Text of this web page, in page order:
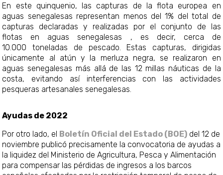
En este quinquenio, las capturas de la flota europea en
aguas senegalesas representan menos del 1% del total de
capturas declaradas y realizadas por el conjunto de las
flotas en aguas senegalesas , es decir, cerca de
10.000 toneladas de pescado. Estas capturas, dirigidas
únicamente al atún y la merluza negra, se realizaron en
aguas senegalesas más allá de las 12 millas náuticas de la
costa, evitando así interferencias con las actividades
pesqueras artesanales senegalesas.
Ayudas de 2022
Por otro lado, el Boletín Oficial del Estado (BOE) del 12 de
noviembre publicó precisamente la convocatoria de ayudas a
la liquidez del Ministerio de Agricultura, Pesca y Alimentación
para compensar las pérdidas de ingresos a los barcos